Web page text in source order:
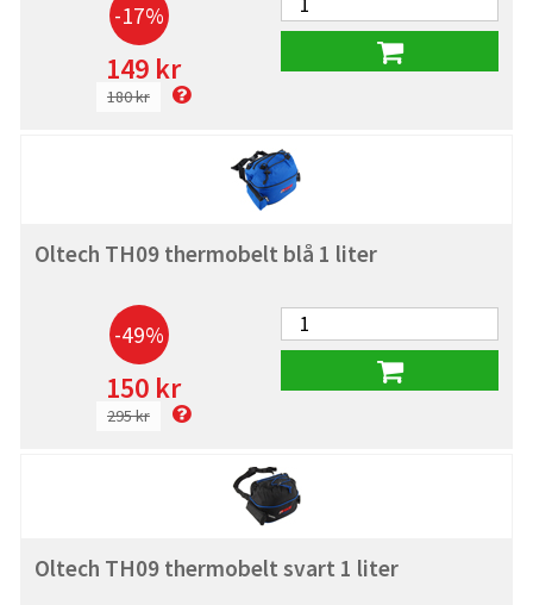
-17%
149 kr
180 kr
Oltech TH09 thermobelt blå 1 liter
-49%
150 kr
295 kr
Oltech TH09 thermobelt svart 1 liter